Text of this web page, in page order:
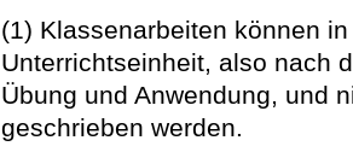
(1) Klassenarbeiten können
Unterrichtseinheit, also nach
Übung und Anwendung, und
geschrieben werden.